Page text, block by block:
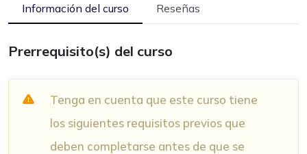
Información del curso Reseñas
Prerrequisito(s) del curso
Tenga en cuenta que este curso tiene
los siguientes requisitos previos que
deben completarse antes de que se